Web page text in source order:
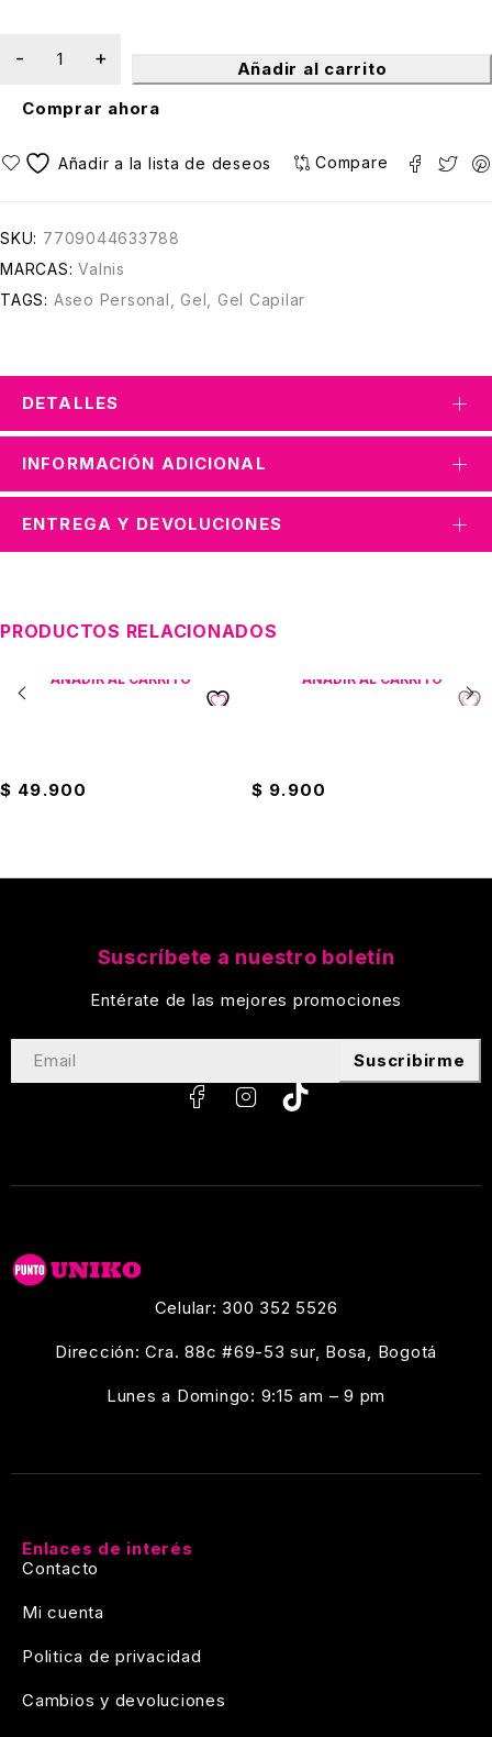
Añadir al carrito
Comprar ahora
Compare
SKU: 7709044633788
MARCAS: Valnis
TAGS: Aseo Personal Gel Gel Capilar
DETALLES
INFORMACIÓN ADICIONAL
ENTREGA Y DEVOLUCIONES
PRODUCTOS RELACIONADOS
AÑADIR AL CARRITO
$ 49.900
AÑADIR AL CARRITO
$ 9.900
Celular: 300 352 5526
Dirección: Cra. 88c #69-53 sur, Bosa, Bogotá
Lunes a Domingo: 9:15 am – 9 pm
Enlaces de interés
Contacto
Mi cuenta
Politica de privacidad
Cambios y devoluciones
Suscríbete a nuestro boletín
Entérate de las mejores promociones
Suscribirme